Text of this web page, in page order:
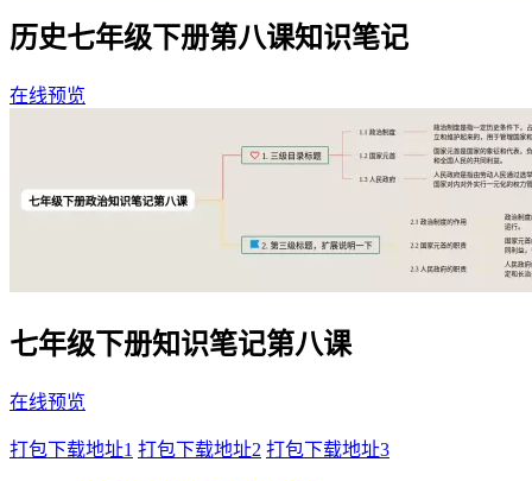
历史七年级下册第八课知识笔记
在线预览
七年级下册知识笔记第八课
在线预览
打包下载地址1 打包下载地址2 打包下载地址3